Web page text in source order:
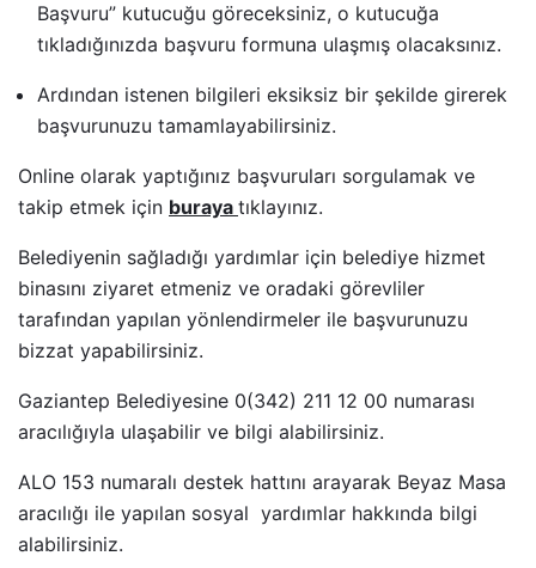
Başvuru” kutucuğu göreceksiniz, o kutucuğa
tıkladığınızda başvuru formuna ulaşmış olacaksınız.
Ardından istenen bilgileri eksiksiz bir şekilde girerek
başvurunuzu tamamlayabilirsiniz.
Online olarak yaptığınız başvuruları sorgulamak ve
takip etmek için buraya tıklayınız.
Belediyenin sağladığı yardımlar için belediye hizmet
binasını ziyaret etmeniz ve oradaki görevliler
tarafından yapılan yönlendirmeler ile başvurunuzu
bizzat yapabilirsiniz.
Gaziantep Belediyesine 0(342) 211 12 00 numarası
aracılığıyla ulaşabilir ve bilgi alabilirsiniz.
ALO 153 numaralı destek hattını arayarak Beyaz Masa
aracılığı ile yapılan sosyal yardımlar hakkında bilgi
alabilirsiniz.